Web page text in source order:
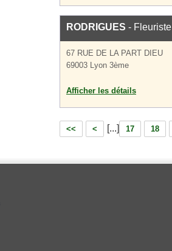
RODRIGUES - Fleuriste
67 RUE DE LA PART DIEU
69003 Lyon 3ème
Afficher les détails
<< < [...] 17 18